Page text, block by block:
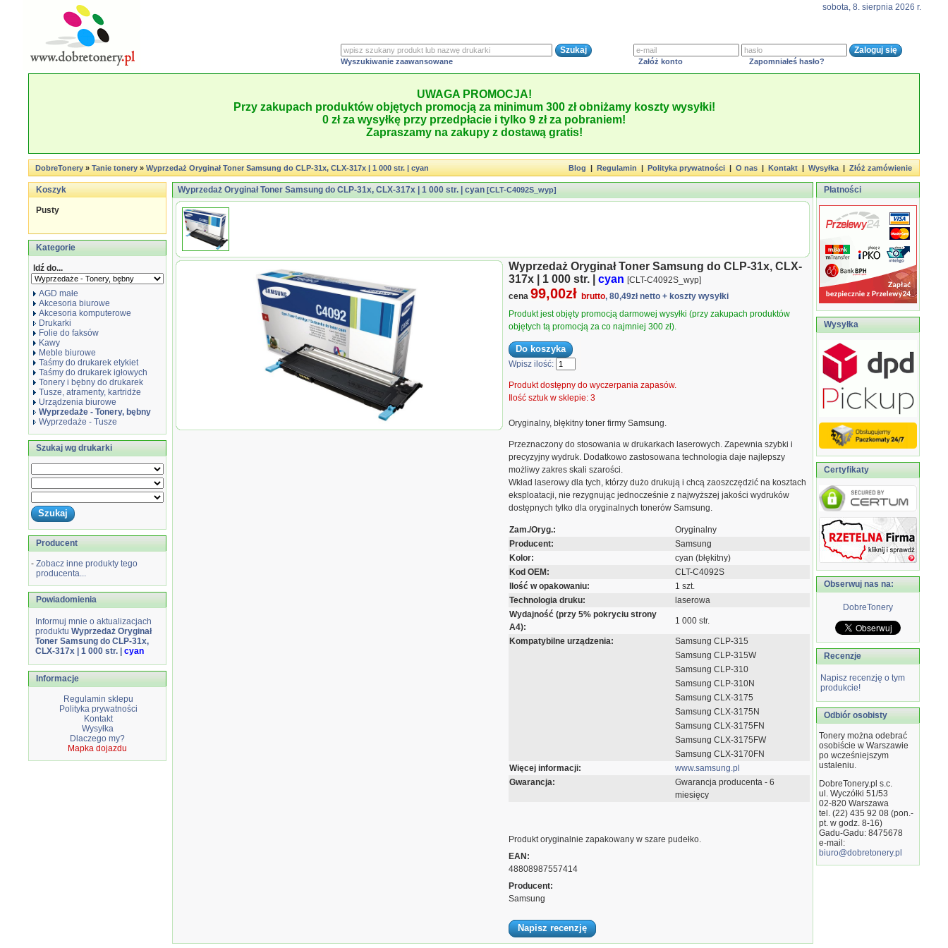
sobota, 8. sierpnia 2026 r.
Wyszukiwanie zaawansowane Załóż konto Zapomniałeś hasło?
UWAGA PROMOCJA!
Przy zakupach produktów objętych promocją za minimum 300 zł obniżamy koszty wysyłki!
0 zł za wysyłkę przy przedpłacie i tylko 9 zł za pobraniem!
Zapraszamy na zakupy z dostawą gratis!
DobreTonery»Tanie tonery»Wyprzedaż Oryginał Toner Samsung do CLP-31x, CLX-317x | 1 000 str. | cyan Blog|Regulamin|Polityka prywatności|O nas|Kontakt|Wysyłka|Złóż zamówienie
Koszyk
Pusty
Kategorie
Idź do...
AGD małe
Akcesoria biurowe
Akcesoria komputerowe
Drukarki
Folie do faksów
Kawy
Meble biurowe
Taśmy do drukarek etykiet
Taśmy do drukarek igłowych
Tonery i bębny do drukarek
Tusze, atramenty, kartridże
Urządzenia biurowe
Wyprzedaże - Tonery, bębny
Wyprzedaże - Tusze
Szukaj wg drukarki
Producent
- Zobacz inne produkty tego
producenta...
Powiadomienia
Informuj mnie o aktualizacjach
produktu Wyprzedaż Oryginał
Toner Samsung do CLP-31x,
CLX-317x | 1 000 str. |
cyan
Informacje
Regulamin sklepu
Polityka prywatności
Kontakt
Wysyłka
Dlaczego my?
Mapka dojazdu
Wyprzedaż Oryginał Toner Samsung do CLP-31x, CLX-317x | 1 000 str. | cyan [CLT-C4092S_wyp]
Wyprzedaż Oryginał Toner Samsung do
Wyprzedaż Oryginał Toner Samsung do CLP-31x, CLX-
317x | 1 000 str. |
cyan [CLT-C4092S_wyp]
cena 99,00zł brutto, 80,49zł netto + koszty wysyłki
Produkt jest objęty promocją darmowej wysyłki (przy zakupach produktów
objętych tą promocją za co najmniej 300 zł).
Wpisz ilość:
Produkt dostępny do wyczerpania zapasów.
Ilość sztuk w sklepie: 3
Oryginalny, błękitny toner firmy Samsung.
Przeznaczony do stosowania w drukarkach laserowych. Zapewnia szybki i
precyzyjny wydruk. Dodatkowo zastosowana technologia daje najlepszy
możliwy zakres skali szarości.
Wkład laserowy dla tych, którzy dużo drukują i chcą zaoszczędzić na kosztach
eksploatacji, nie rezygnując jednocześnie z najwyższej jakości wydruków
dostępnych tylko dla oryginalnych tonerów Samsung.
Zam./Oryg.:
Oryginalny
Producent:
Samsung
Kolor:
cyan (błękitny)
Kod OEM:
CLT-C4092S
Ilość w opakowaniu:
1 szt.
Technologia druku:
laserowa
Wydajność (przy 5% pokryciu strony
A4):
1 000 str.
Kompatybilne urządzenia:
Samsung CLP-315
Samsung CLP-315W
Samsung CLP-310
Samsung CLP-310N
Samsung CLX-3175
Samsung CLX-3175N
Samsung CLX-3175FN
Samsung CLX-3175FW
Samsung CLX-3170FN
Więcej informacji:
www.samsung.pl
Gwarancja:
Gwarancja producenta - 6
miesięcy
Produkt oryginalnie zapakowany w szare pudełko.
EAN:
48808987557414
Producent:
Samsung
Napisz recenzję
Płatności
Wysyłka
Certyfikaty
Obserwuj nas na:
DobreTonery
Recenzje
Napisz recenzję o tym
produkcie!
Odbiór osobisty
Tonery można odebrać
osobiście w Warszawie
po wcześniejszym
ustaleniu.
DobreTonery.pl s.c.
ul. Wyczółki 51/53
02-820 Warszawa
tel. (22) 435 92 08 (pon.-
pt. w godz. 8-16)
Gadu-Gadu: 8475678
e-mail:
biuro@dobretonery.pl